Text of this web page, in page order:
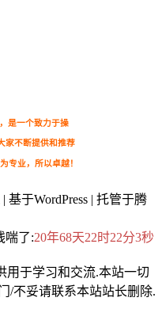
是一个致力于操
家不断提供和推荐
专业，所以卓越！
| 基于WordPress | 托管于腾
喘了:20年68天22时22分5秒
用于学习和交流.本站一切
/不妥请联系本站站长删除.